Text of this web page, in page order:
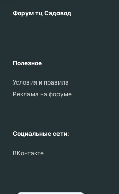
Форум тц Садовод
Полезное
Условия и правила
Реклама на форуме
Социальные сети:
ВКонтакте